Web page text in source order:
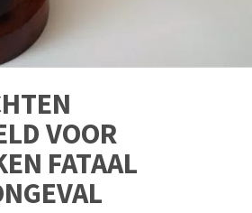
VOOR
FATAAL